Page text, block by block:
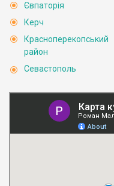
Євпаторія
Керч
Красноперекопський
район
Севастополь